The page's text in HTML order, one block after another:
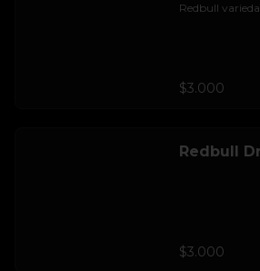
Redbull
$3.000
Redbull
$3.000